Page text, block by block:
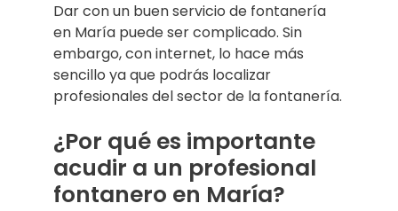
Dar con un buen servicio de fontanería
en María puede ser complicado. Sin
embargo, con internet, lo hace más
sencillo ya que podrás localizar
profesionales del sector de la fontanería.
¿Por qué es importante
acudir a un profesional
fontanero en María?